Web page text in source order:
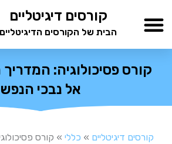
לתוכן
קורסים דיגיטליים
הבית של הקורסים הדיגיטליים
קורס פסיכולוגיה:
אל נבכי הנפש
קורסים דיגיטליים » כללי » קורס